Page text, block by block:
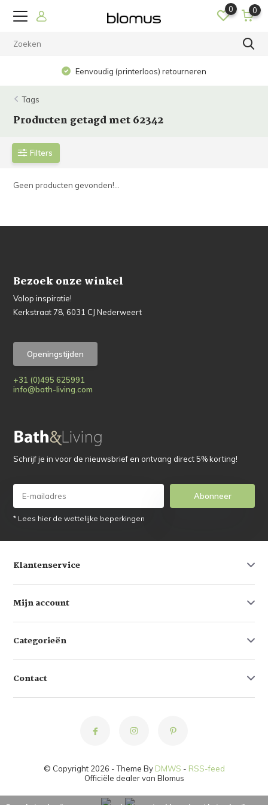
0 0
Eenvoudig (printerloos) retourneren
Tags
Producten getagd met 62342
Filters
Geen producten gevonden!...
Bezoek onze winkel
Volop inspiratie!
Kerkstraat 78, 6031 CJ Nederweert
Openingstijden
+31 (0)495 625991
info@bath-living.com
Schrijf je in voor de nieuwsbrief en ontvang direct 5% korting!
Abonneer
* Lees hier de wettelijke beperkingen
Klantenservice
Mijn account
Categorieën
Contact
© Copyright 2026 - Theme By DMWS - RSS-feed
Officiële dealer van Blomus